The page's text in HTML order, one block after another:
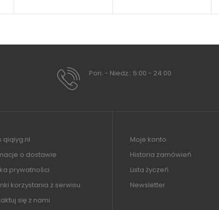
Pon. - Niedz.: 5:00 - 24:00
qiqiyg.nl
o dostawie
prywatności
korzystania z serwisu
się z nami
Moje konto
Historia zamówień
Lista życzeń
Newsletter